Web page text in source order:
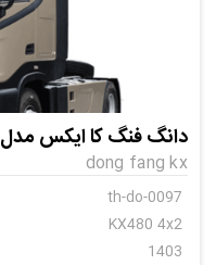
دانگ فنگ کا ایکس مدل 1403 کد th-do-0097
dong fang kx
th-do-0097
KX480 4x2
1403